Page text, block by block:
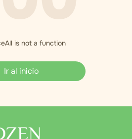
is not a function
Ir al inicio